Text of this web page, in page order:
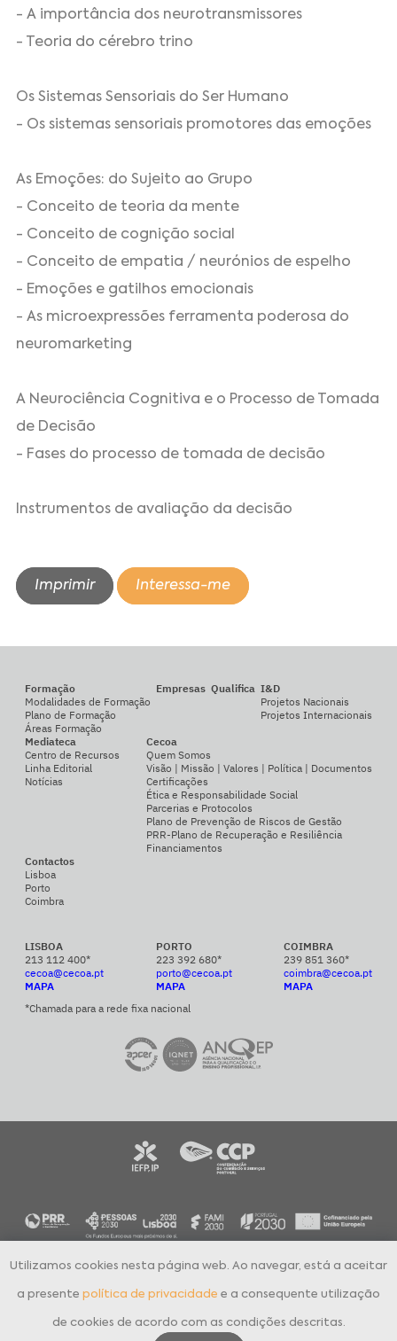
- A importância dos neurotransmissores
- Teoria do cérebro trino
Os Sistemas Sensoriais do Ser Humano
- Os sistemas sensoriais promotores das emoções
As Emoções: do Sujeito ao Grupo
- Conceito de teoria da mente
- Conceito de cognição social
- Conceito de empatia / neurónios de espelho
- Emoções e gatilhos emocionais
- As microexpressões ferramenta poderosa do
neuromarketing
A Neurociência Cognitiva e o Processo de Tomada
de Decisão
- Fases do processo de tomada de decisão
Instrumentos de avaliação da decisão
Imprimir Interessa-me
Formação
Modalidades de Formação
Plano de Formação
Áreas Formação
Empresas Qualifica I&D
Projetos Nacionais
Projetos Internacionais
Mediateca
Centro de Recursos
Linha Editorial
Notícias
Cecoa
Quem Somos
Visão | Missão | Valores | Política | Documentos
Certificações
Ética e Responsabilidade Social
Parcerias e Protocolos
Plano de Prevenção de Riscos de Gestão
PRR-Plano de Recuperação e Resiliência
Financiamentos
Contactos
Lisboa
Porto
Coimbra
LISBOA
213 112 400*
cecoa@cecoa.pt
MAPA
PORTO
223 392 680*
porto@cecoa.pt
MAPA
COIMBRA
239 851 360*
coimbra@cecoa.pt
MAPA
*Chamada para a rede fixa nacional
Utilizamos cookies nesta página web. Ao navegar, está a aceitar
a presente política de privacidade e a consequente utilização
de cookies de acordo com as condições descritas.
Todos os direitos reservados